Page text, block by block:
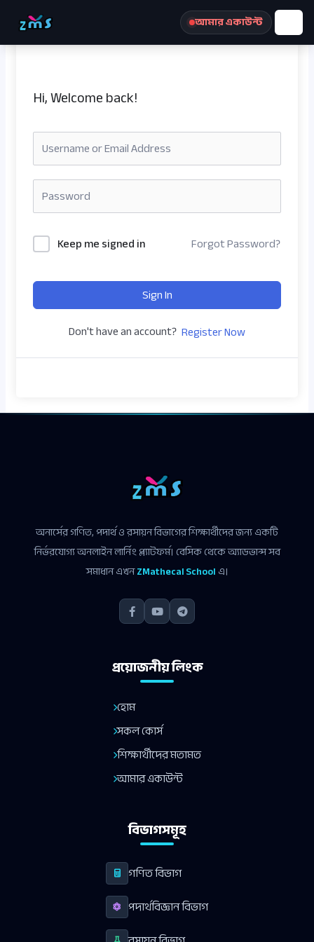
আমার একাউন্ট
Hi, Welcome back!
Keep me signed in Forgot Password?
Sign In
Don't have an account? Register Now
অনার্সের গণিত, পদার্থ ও রসায়ন বিভাগের শিক্ষার্থীদের জন্য একটি
নির্ভরযোগ্য অনলাইন লার্নিং প্ল্যাটফর্ম। বেসিক থেকে অ্যাডভান্স সব
সমাধান এখনZMathecal Schoolএ।
প্রয়োজনীয় লিংক
হোম
সকল কোর্স
শিক্ষার্থীদের মতামত
আমার একাউন্ট
বিভাগসমূহ
গণিত বিভাগ
পদার্থবিজ্ঞান বিভাগ